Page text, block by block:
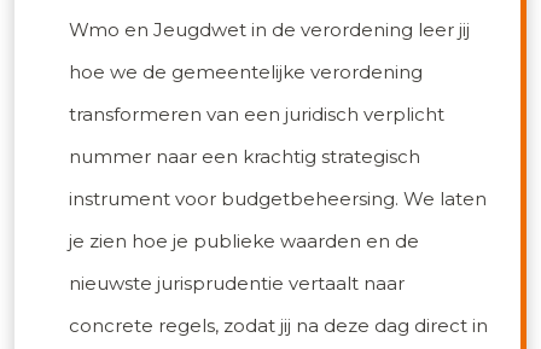
Wmo en Jeugdwet in de verordening leer jij
hoe we de gemeentelijke verordening
transformeren van een juridisch verplicht
nummer naar een krachtig strategisch
instrument voor budgetbeheersing. We laten
je zien hoe je publieke waarden en de
nieuwste jurisprudentie vertaalt naar
concrete regels, zodat jij na deze dag direct in